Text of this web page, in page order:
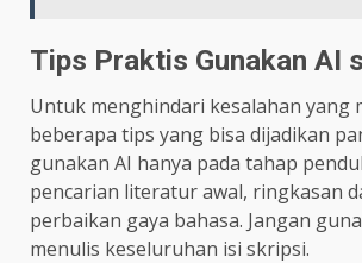
Tips Praktis Gunakan AI
Untuk menghindari kesalahan yang
beberapa tips yang bisa dijadikan
gunakan AI hanya pada tahap
pencarian literatur awal, ringkasan
perbaikan gaya bahasa. Jangan
menulis keseluruhan isi skripsi.